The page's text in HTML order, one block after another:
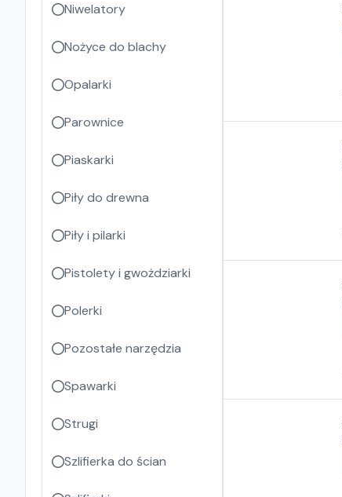
Niwelatory
Nożyce do blachy
Opalarki
Parownice
Piaskarki
Piły do drewna
Piły i pilarki
Pistolety i gwożdziarki
Polerki
Pozostałe narzędzia
Spawarki
Strugi
Szlifierka do ścian